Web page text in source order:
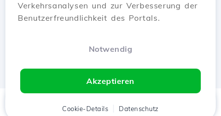
Verkehrsanalysen und zur Verbesserung der
Benutzerfreundlichkeit des Portals.
Notwendig
Akzeptieren
Cookie-Details Datenschutz
Kunde Warenkorb Chat